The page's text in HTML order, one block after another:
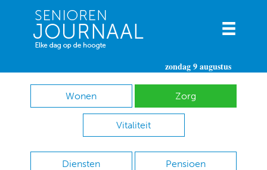
zondag 9 augustus
Wonen Zorg
Vitaliteit
Diensten Pensioen